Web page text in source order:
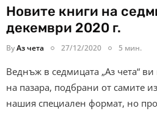
Новите книги на
декември 2020 г.
ByАз чета 27/12/2020 5 мин.
Веднъж в седмицата „Аз чета“
на пазара, подбрани от самите
нашия специален формат, но